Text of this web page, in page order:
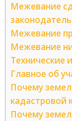
Межевание
Межевание
Межевание
Технические
Главное об
Почему
кадастровой
Почему